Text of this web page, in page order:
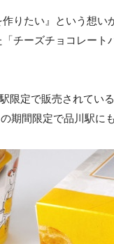
作りたい』という想
チーズチョコレー
限定で販売されてい
期間限定で品川駅に